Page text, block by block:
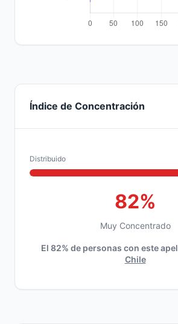
Índice de Concentración
Distribuido
82%
Muy Concentrado
El 82% de personas con este
Chile